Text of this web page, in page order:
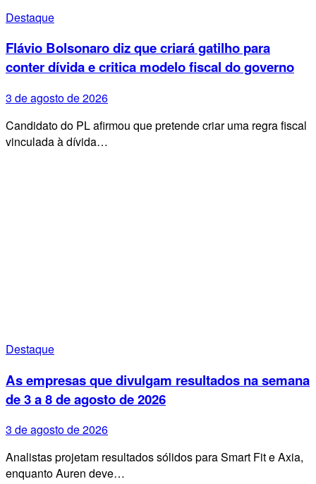
Destaque
Flávio Bolsonaro diz que criará gatilho para
conter dívida e critica modelo fiscal do governo
3 de agosto de 2026
Candidato do PL afirmou que pretende criar uma regra fiscal
vinculada à dívida…
Destaque
As empresas que divulgam resultados na semana
de 3 a 8 de agosto de 2026
3 de agosto de 2026
Analistas projetam resultados sólidos para Smart Fit e Axia,
enquanto Auren deve…